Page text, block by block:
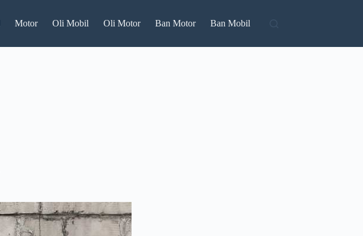
Motor Oli Mobil Oli Motor Ban Motor Ban Mobil